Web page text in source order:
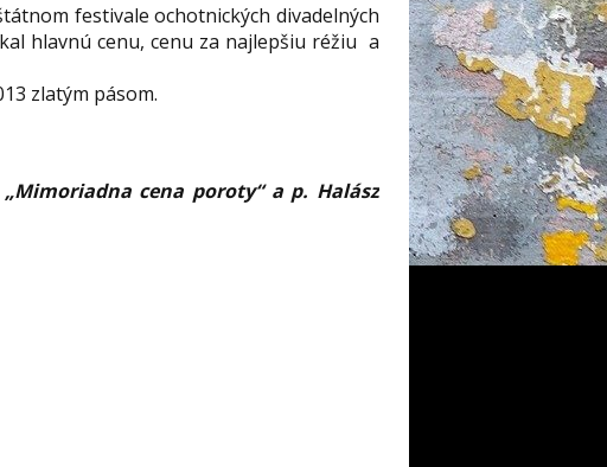
festivale ochotnických divadelných
hlavnú cenu, cenu za najlepšiu réžiu a
zlatým pásom.
cena poroty“ a p. Halász